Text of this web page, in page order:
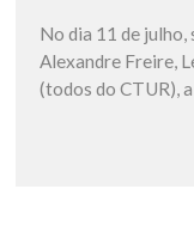
No dia 11 de
Alexandre Freire,
(todos do CTUR),